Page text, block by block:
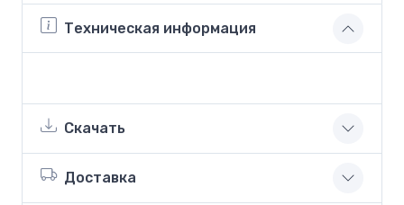
Техническая информация
Скачать
Доставка